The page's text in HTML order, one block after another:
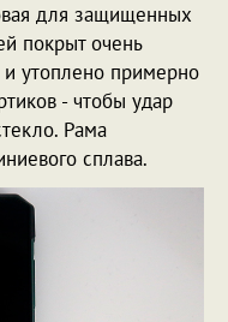
для защищенных
покрыт очень
утоплено примерно
- чтобы удар
Рама
сплава.